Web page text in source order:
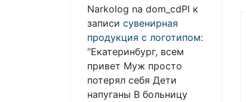
Narkolog na dom_cdPl к
записи сувенирная
продукция с логотипом:
“Екатеринбург, всем
привет Муж просто
потерял себя Дети
напуганы В больницу